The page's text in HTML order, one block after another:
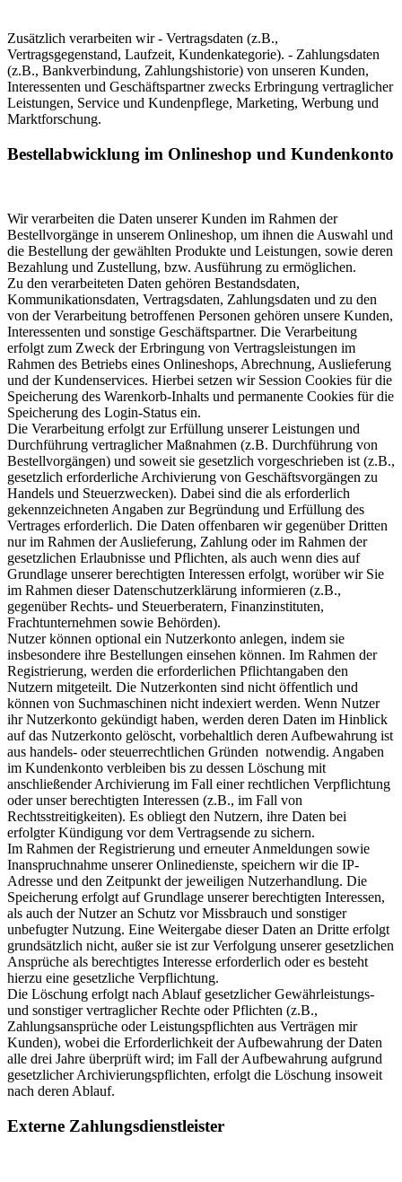
Zusätzlich verarbeiten wir - Vertragsdaten (z.B.,
Vertragsgegenstand, Laufzeit, Kundenkategorie). - Zahlungsdaten
(z.B., Bankverbindung, Zahlungshistorie) von unseren Kunden,
Interessenten und Geschäftspartner zwecks Erbringung vertraglicher
Leistungen, Service und Kundenpflege, Marketing, Werbung und
Marktforschung.
Bestellabwicklung im Onlineshop und Kundenkonto
Wir verarbeiten die Daten unserer Kunden im Rahmen der
Bestellvorgänge in unserem Onlineshop, um ihnen die Auswahl und
die Bestellung der gewählten Produkte und Leistungen, sowie deren
Bezahlung und Zustellung, bzw. Ausführung zu ermöglichen.
Zu den verarbeiteten Daten gehören Bestandsdaten,
Kommunikationsdaten, Vertragsdaten, Zahlungsdaten und zu den
von der Verarbeitung betroffenen Personen gehören unsere Kunden,
Interessenten und sonstige Geschäftspartner. Die Verarbeitung
erfolgt zum Zweck der Erbringung von Vertragsleistungen im
Rahmen des Betriebs eines Onlineshops, Abrechnung, Auslieferung
und der Kundenservices. Hierbei setzen wir Session Cookies für die
Speicherung des Warenkorb-Inhalts und permanente Cookies für die
Speicherung des Login-Status ein.
Die Verarbeitung erfolgt zur Erfüllung unserer Leistungen und
Durchführung vertraglicher Maßnahmen (z.B. Durchführung von
Bestellvorgängen) und soweit sie gesetzlich vorgeschrieben ist (z.B.,
gesetzlich erforderliche Archivierung von Geschäftsvorgängen zu
Handels und Steuerzwecken). Dabei sind die als erforderlich
gekennzeichneten Angaben zur Begründung und Erfüllung des
Vertrages erforderlich. Die Daten offenbaren wir gegenüber Dritten
nur im Rahmen der Auslieferung, Zahlung oder im Rahmen der
gesetzlichen Erlaubnisse und Pflichten, als auch wenn dies auf
Grundlage unserer berechtigten Interessen erfolgt, worüber wir Sie
im Rahmen dieser Datenschutzerklärung informieren (z.B.,
gegenüber Rechts- und Steuerberatern, Finanzinstituten,
Frachtunternehmen sowie Behörden).
Nutzer können optional ein Nutzerkonto anlegen, indem sie
insbesondere ihre Bestellungen einsehen können. Im Rahmen der
Registrierung, werden die erforderlichen Pflichtangaben den
Nutzern mitgeteilt. Die Nutzerkonten sind nicht öffentlich und
können von Suchmaschinen nicht indexiert werden. Wenn Nutzer
ihr Nutzerkonto gekündigt haben, werden deren Daten im Hinblick
auf das Nutzerkonto gelöscht, vorbehaltlich deren Aufbewahrung ist
aus handels- oder steuerrechtlichen Gründen notwendig. Angaben
im Kundenkonto verbleiben bis zu dessen Löschung mit
anschließender Archivierung im Fall einer rechtlichen Verpflichtung
oder unser berechtigten Interessen (z.B., im Fall von
Rechtsstreitigkeiten). Es obliegt den Nutzern, ihre Daten bei
erfolgter Kündigung vor dem Vertragsende zu sichern.
Im Rahmen der Registrierung und erneuter Anmeldungen sowie
Inanspruchnahme unserer Onlinedienste, speichern wir die IP-
Adresse und den Zeitpunkt der jeweiligen Nutzerhandlung. Die
Speicherung erfolgt auf Grundlage unserer berechtigten Interessen,
als auch der Nutzer an Schutz vor Missbrauch und sonstiger
unbefugter Nutzung. Eine Weitergabe dieser Daten an Dritte erfolgt
grundsätzlich nicht, außer sie ist zur Verfolgung unserer gesetzlichen
Ansprüche als berechtigtes Interesse erforderlich oder es besteht
hierzu eine gesetzliche Verpflichtung.
Die Löschung erfolgt nach Ablauf gesetzlicher Gewährleistungs-
und sonstiger vertraglicher Rechte oder Pflichten (z.B.,
Zahlungsansprüche oder Leistungspflichten aus Verträgen mir
Kunden), wobei die Erforderlichkeit der Aufbewahrung der Daten
alle drei Jahre überprüft wird; im Fall der Aufbewahrung aufgrund
gesetzlicher Archivierungspflichten, erfolgt die Löschung insoweit
nach deren Ablauf.
Externe Zahlungsdienstleister